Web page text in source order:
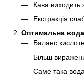
Кава виходить
Екстракція
Оптимальна
Баланс
Більш
Саме така